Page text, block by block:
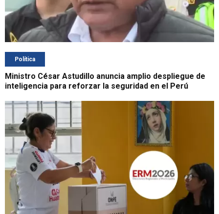
Política
Ministro César Astudillo anuncia amplio despliegue de
inteligencia para reforzar la seguridad en el Perú